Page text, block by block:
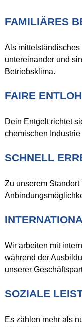
Carrière
Entreprise
FAMILIÄRES
Als
untereinander und
Betriebsklima.
FAIRE
Dein Entgelt richtet
chemischen
SCHNELL
Zu unserem
Wir arbeiten mit
während der
unserer
SOZIALE
Es zählen mehr als